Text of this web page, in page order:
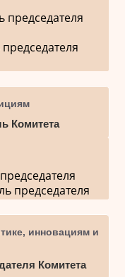
председателя
Комитета
председателя
инновациям и
Комитета